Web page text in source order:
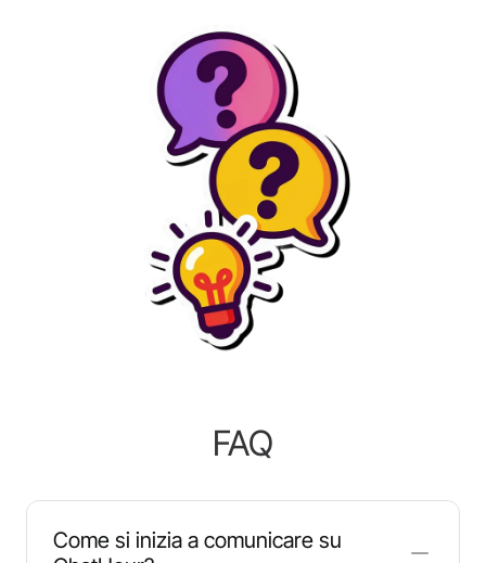
FAQ
Come si inizia a comunicare su